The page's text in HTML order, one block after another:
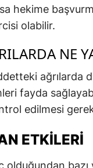
hekime
olabilir.
NE
ağrılarda
fayda
edilmesi
ETKILERI
olduğundan